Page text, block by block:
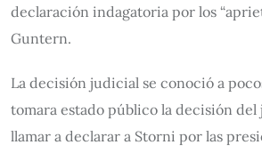
declaración indagatoria por los
Guntern.
La decisión judicial se conoció a
tomara estado público la decisión
llamar a declarar a Storni por las